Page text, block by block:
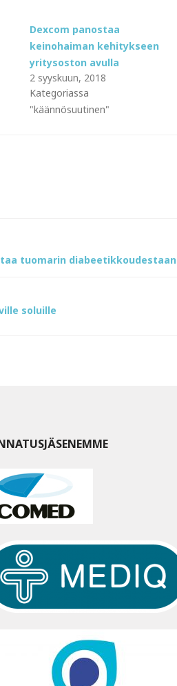
Dexcom panostaa
keinohaiman kehitykseen
yritysoston avulla
2 syyskuun, 2018
Kategoriassa
"käännösuutinen"
tuomarin diabeetikkoudestaan
soluille